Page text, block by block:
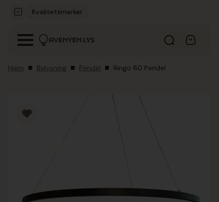
Kvalitetsmerker
Hjem Belysning Pendel Ringo 60 Pendel